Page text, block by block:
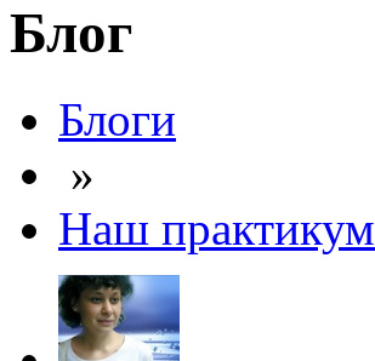
Блог
Блоги
»
Наш практикум